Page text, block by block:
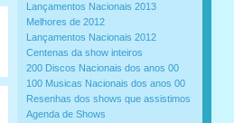
Lançamentos Nacionais 2013
Melhores de 2012
Lançamentos Nacionais 2012
Centenas da show inteiros
200 Discos Nacionais dos anos 00
100 Musicas Nacionais dos anos 00
Resenhas dos shows que assistimos
Agenda de Shows